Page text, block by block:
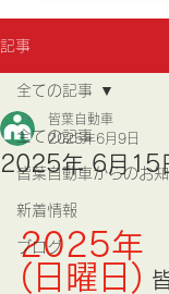
記事
全ての記事
皆葉自動車からのお
新着情報
ブログ
全ての記事
2025年 6月15
皆葉自動車
2025年6月9日
2025年
(日曜日)